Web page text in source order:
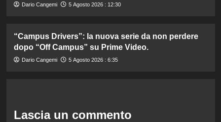
Dario Cangemi 5 Agosto 2026 : 12:30
“Campus Drivers”: la nuova serie da non perdere
dopo “Off Campus” su Prime Video.
Dario Cangemi 5 Agosto 2026 : 6:35
Lascia un commento